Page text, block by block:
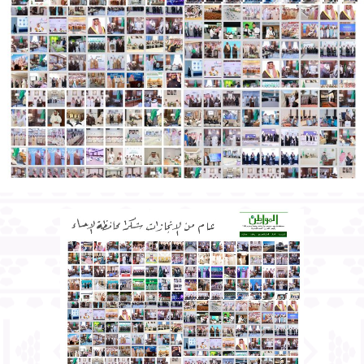
القدر، الذي بدوره يمرره داخل إناء به ماء لتبريد البخار حتى يتكثف،
ومن ثم تخرج القطرات إلى ما يسمى بـ”التلقية” وهي عبارة عن
قنينة ذات عنق تسع من 20 إلى 35 لترًا؛ يطفو في عنقها المادة
العطرية الصافية.
وبين الطويرقي أن الآباء والأجداد أتقنوا أساليب استخلاص دهن
الورد، وكانت التولة الواحدة تستخرج من 70 ألف وردة، وكانت
تنشأ لها مواقد نارية وسط مبانٍ طينية تقدّر مساحتها ما بين
المتر والثلاثة أمتار وبارتفاع متر، واعتمد فيها الأجداد على تكثيف
البخار الناتج من أزهار الورد وتحويله إلى سائل يتساقط على
يستخدم في التطيّب، وفي الطعام وغيرها من الاستخدامات